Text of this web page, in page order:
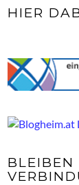
HIER
BLEIBEN